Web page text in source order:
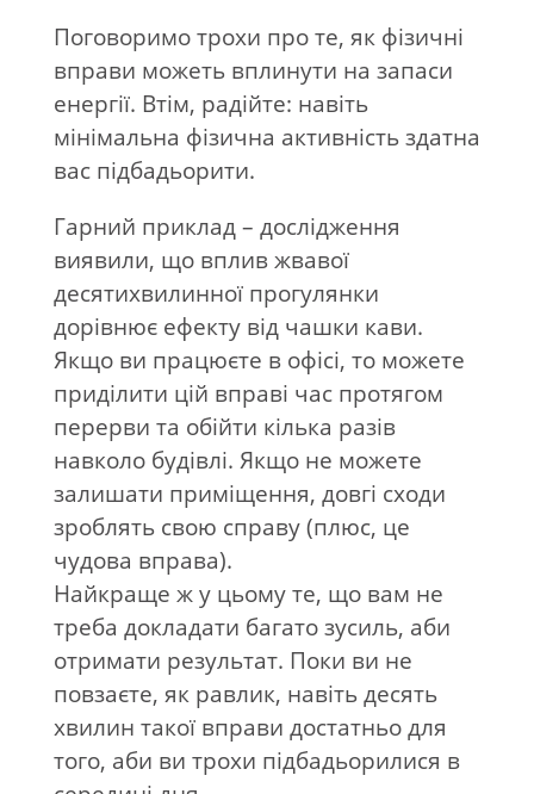
Поговоримо трохи про те, як фізичні
вправи можеть вплинути на запаси
енергії. Втім, радійте: навіть
мінімальна фізична активність здатна
вас підбадьорити.
Гарний приклад – дослідження
виявили, що вплив жвавої
десятихвилинної прогулянки
дорівнює ефекту від чашки кави.
Якщо ви працюєте в офісі, то можете
приділити цій вправі час протягом
перерви та обійти кілька разів
навколо будівлі. Якщо не можете
залишати приміщення, довгі сходи
зроблять свою справу (плюс, це
чудова вправа).
Найкраще ж у цьому те, що вам не
треба докладати багато зусиль, аби
отримати результат. Поки ви не
повзаєте, як равлик, навіть десять
хвилин такої вправи достатньо для
того, аби ви трохи підбадьорилися в